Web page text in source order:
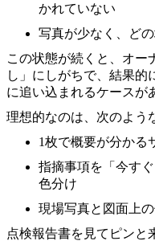
かれていない
写真が少なく、ど
この状態が続くと、オー
し」にしがちで、結果的
に追い込まれるケースが
理想的なのは、次のよう
1枚で概要が分かる
指摘事項を「今す
色分け
現場写真と図面上
点検報告書を見てピンと